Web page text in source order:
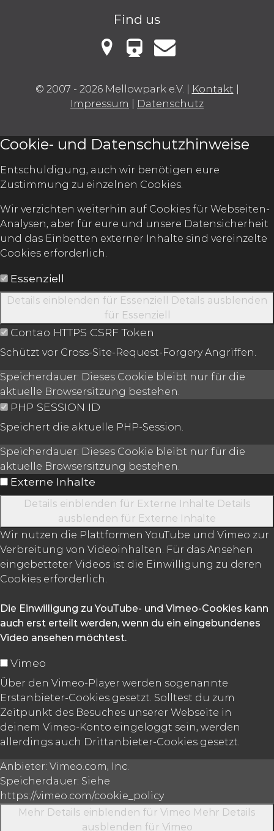
Find us
VBB Fahrinfo
© 2007 - 2026 Mellowpark e.V. Kontakt
Impressum
Datenschutz
Cookie- und Datenschutzhinweise
Entschuldigung, auch wir benötigen eure
Zustimmung zu einzelnen Cookies.
Wir verzichten weiterhin auf Cookies für Webseiten-
Analysen, aber für eure und unsere Datensicherheit
und das Einbetten externer Inhalte sind vereinzelte
Cookies erforderlich.
Essenziell
Details einblenden für Essenziell
Details ausblenden
für Essenziell
Contao HTTPS CSRF Token
Schützt vor Cross-Site-Request-Forgery Angriffen.
Speicherdauer: Dieses Cookie bleibt nur für die
aktuelle Browsersitzung bestehen.
PHP SESSION ID
Speichert die aktuelle PHP-Session.
Speicherdauer: Dieses Cookie bleibt nur für die
aktuelle Browsersitzung bestehen.
Externe Inhalte
Details einblenden für Externe Inhalte Details
ausblenden für Externe Inhalte
Wir nutzen die Plattformen YouTube und Vimeo zur
Verbreitung von Videoinhalten. Für das Ansehen
eingebetteter Videos ist die Einwilligung zu deren
Cookies erforderlich.
Die Einwilligung zu YouTube- und Vimeo-Cookies kann
auch erst erteilt werden, wenn du ein eingebundenes
Video ansehen möchtest.
Vimeo
Über den Vimeo-Player werden sogenannte
Erstanbieter-Cookies gesetzt. Solltest du zum
Zeitpunkt des Besuches unserer Webseite in
deinem Vimeo-Konto eingeloggt sein, werden
allerdings auch Drittanbieter-Cookies gesetzt.
Anbieter: Vimeo.com, Inc.
Speicherdauer: Siehe
https://vimeo.com/cookie_policy
Mehr Details einblenden für Vimeo Mehr Details
ausblenden für Vimeo